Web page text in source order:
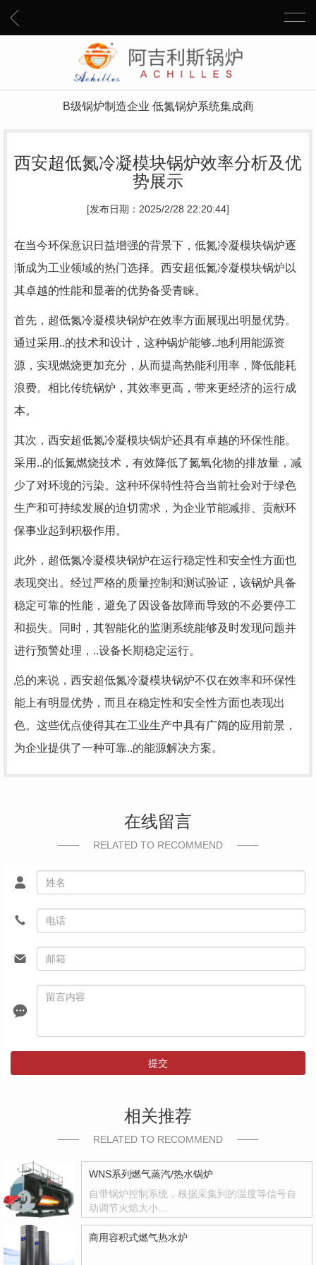
B级锅炉制造企业 低氮锅炉系统集成商
西安超低氮冷凝模块锅炉效率分析及优
势展示
[发布日期：2025/2/28 22:20:44]
在当今环保意识日益增强的背景下，低氮冷凝模块锅炉逐
渐成为工业领域的热门选择。西安超低氮冷凝模块锅炉以
其卓越的性能和显著的优势备受青睐。
首先，超低氮冷凝模块锅炉在效率方面展现出明显优势。
通过采用..的技术和设计，这种锅炉能够..地利用能源资
源，实现燃烧更加充分，从而提高热能利用率，降低能耗
浪费。相比传统锅炉，其效率更高，带来更经济的运行成
本。
其次，西安超低氮冷凝模块锅炉还具有卓越的环保性能。
采用..的低氮燃烧技术，有效降低了氮氧化物的排放量，减
少了对环境的污染。这种环保特性符合当前社会对于绿色
生产和可持续发展的迫切需求，为企业节能减排、贡献环
保事业起到积极作用。
此外，超低氮冷凝模块锅炉在运行稳定性和安全性方面也
表现突出。经过严格的质量控制和测试验证，该锅炉具备
稳定可靠的性能，避免了因设备故障而导致的不必要停工
和损失。同时，其智能化的监测系统能够及时发现问题并
进行预警处理，..设备长期稳定运行。
总的来说，西安超低氮冷凝模块锅炉不仅在效率和环保性
能上有明显优势，而且在稳定性和安全性方面也表现出
色。这些优点使得其在工业生产中具有广阔的应用前景，
为企业提供了一种可靠..的能源解决方案。
在线留言
RELATED TO RECOMMEND
提交
相关推荐
RELATED TO RECOMMEND
WNS系列燃气蒸汽/热水锅炉
自带锅炉控制系统，根据采集到的温度等信号自
动调节火焰大小…
商用容积式燃气热水炉